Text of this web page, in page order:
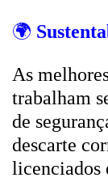
🌍
As
trabalham
de
descarte
licenciados